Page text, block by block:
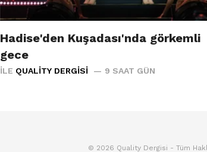
Hadise'den Kuşadası'nda görkemli
gece
İLE QUALITY DERGISI 9 SAAT GÜN
© 2026 Quality Dergisi - Tüm